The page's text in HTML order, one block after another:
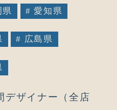
# 愛知県
# 広島県
デザイナー（全店